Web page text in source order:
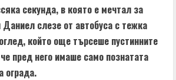
секунда, в която е мечтал за
Даниел слезе от автобуса с тежка
който още търсеше пустинните
пред него имаше само познатата
ограда.